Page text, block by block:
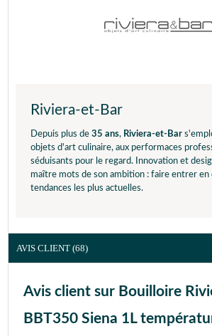
Riviera-et-Bar
Depuis plus de 35 ans, Riviera-et-Bar
objets d'art culinaire, aux performaces
séduisants pour le regard. Innovation et
maître mots de son ambition : faire entrer en
tendances les plus actuelles.
AVIS CLIENT (68)
Avis client sur Bouilloire
BBT350 Siena 1L